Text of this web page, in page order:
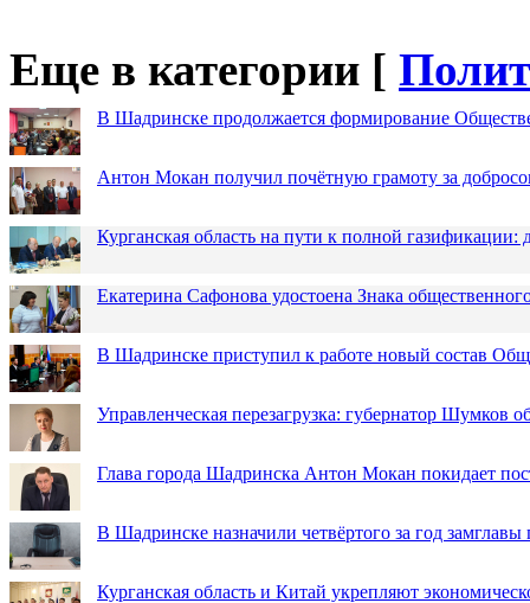
Еще в категории [
В Шадринске продолжается формирование
Антон Мокан получил почётную грамоту за
Курганская область на пути к полной
Екатерина Сафонова удостоена Знака
В Шадринске приступил к работе новый состав
Управленческая перезагрузка: губернатор Шумков
Глава города Шадринска Антон Мокан покидает
В Шадринске назначили четвёртого за год замглавы
Курганская область и Китай укрепляют